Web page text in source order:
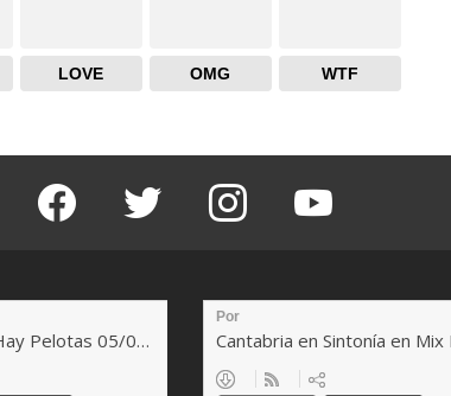
LOVE OMG WTF
facebook twitter instagram youtube